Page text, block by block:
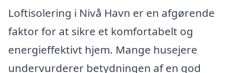
Loftisolering i Nivå Havn er en afgørende
faktor for at sikre et komfortabelt og
energieffektivt hjem. Mange husejere
undervurderer betydningen af en god